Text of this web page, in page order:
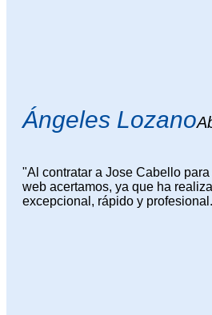
Ángeles Lozano
"Al contratar a Jose Cabello
web acertamos, ya que ha
excepcional, rápido y